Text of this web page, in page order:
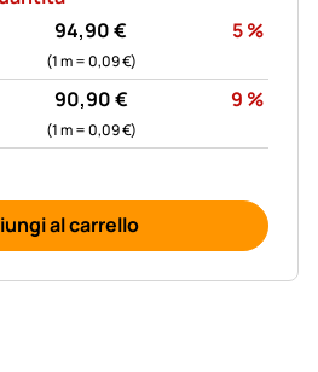
94,90€
(1 m =0,09€)
5%
90,90€
(1 m =0,09€)
9 %
al carrello